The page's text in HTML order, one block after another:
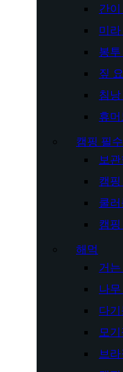
간이
미
봉
짚 요
침낭
휴
캠핑 필
보
캠핑
쿨
캠
해먹
거
나
다
모
브